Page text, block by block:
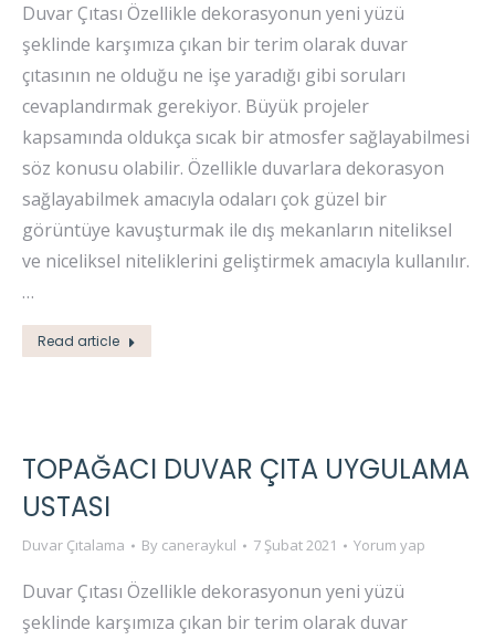
Duvar Çıtası Özellikle dekorasyonun yeni yüzü
şeklinde karşımıza çıkan bir terim olarak duvar
çıtasının ne olduğu ne işe yaradığı gibi soruları
cevaplandırmak gerekiyor. Büyük projeler
kapsamında oldukça sıcak bir atmosfer sağlayabilmesi
söz konusu olabilir. Özellikle duvarlara dekorasyon
sağlayabilmek amacıyla odaları çok güzel bir
görüntüye kavuşturmak ile dış mekanların niteliksel
ve niceliksel niteliklerini geliştirmek amacıyla kullanılır.
…
Read article
TOPAĞACI DUVAR ÇITA UYGULAMA
USTASI
Duvar Çıtalama By caneraykul 7 Şubat 2021 Yorum yap
Duvar Çıtası Özellikle dekorasyonun yeni yüzü
şeklinde karşımıza çıkan bir terim olarak duvar